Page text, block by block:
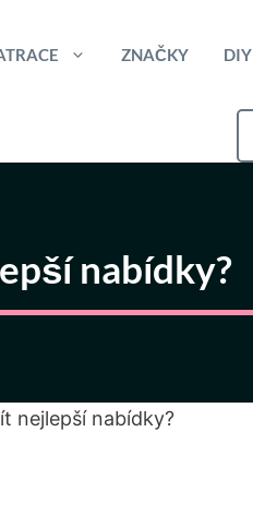
ZNAČKY DIY
nabídky?
nejlepší nabídky?